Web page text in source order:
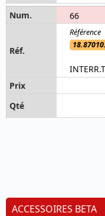
66
ACCESSOIRES BETA